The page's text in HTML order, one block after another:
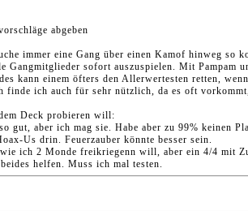
abgeben
immer eine Gang über einen Kamof hinweg
Gangmitglieder sofort auszuspielen. Mit Pampam
kann einem öfters den Allerwertesten retten,
ich auch für sehr nützlich, da es oft
Deck probieren will:
gut, aber ich mag sie. Habe aber zu 99% keinen
Us drin. Feuerzauber könnte besser sein.
ich 2 Monde freikriegenn will, aber ein 4/4 mit
helfen. Muss ich mal testen.